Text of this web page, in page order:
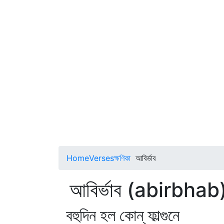
HomeVersesক্ষণিকা আবির্ভাব
আবির্ভাব
বহুদিন হল কোন্‌ ফাল্গুনে